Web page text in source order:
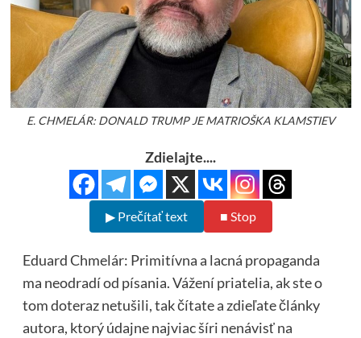
E. CHMELÁR: DONALD TRUMP JE MATRIOŠKA KLAMSTIEV
Zdielajte....
▶ Prečítať text ■ Stop
Eduard Chmelár: Primitívna a lacná propaganda
ma neodradí od písania. Vážení priatelia, ak ste o
tom doteraz netušili, tak čítate a zdieľate články
autora, ktorý údajne najviac šíri nenávisť na